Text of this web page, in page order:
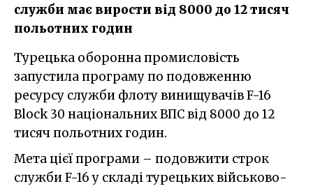
служби має вирости від 8000 до 12 тисяч
польотних годин
Турецька оборонна промисловість
запустила програму по подовженню
ресурсу служби флоту винищувачів F-16
Block 30 національних ВПС від 8000 до 12
тисяч польотних годин.
Мета цієї програми – подовжити строк
служби F-16 у складі турецьких військово-